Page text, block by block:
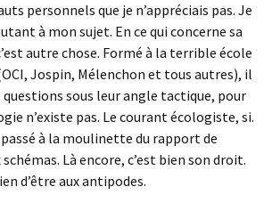
personnels que je n’appréciais pas. Je
à mon sujet. En ce qui concerne sa
autre chose. Formé à la terrible école
Jospin, Mélenchon et tous autres), il
sous leur angle tactique, pour
n’existe pas. Le courant écologiste, si.
à la moulinette du rapport de
Là encore, c’est bien son droit.
d’être aux antipodes.